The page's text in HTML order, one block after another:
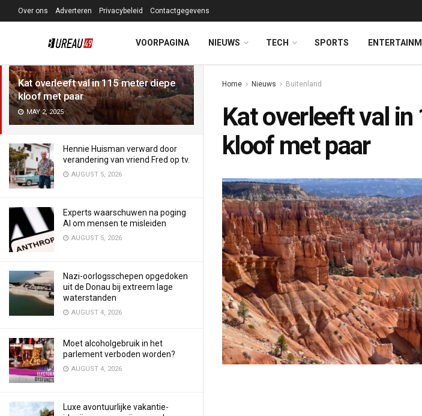
LATEST TRENDING Filter
Kat overleeft val in 115 meter diepe
kloof met paar
MAY 2, 2025
Hennie Huisman verward door
verandering van vriend Fred op tv.
AUGUST 5, 2026
Experts waarschuwen na poging
AI om mensen te misleiden
AUGUST 5, 2026
Nazi-oorlogsschepen opgedoken
uit de Donau bij extreem lage
waterstanden
AUGUST 4, 2026
Moet alcoholgebruik in het
parlement verboden worden?
AUGUST 4, 2026
Luxe avontuurlijke vakantie-
Over ons Adverteren Privacybeleid Contactgegevens
VOORPAGINA NIEUWS TECH SPORTS
Home Nieuws Buitenland
Kat overleeft val
kloof met paar